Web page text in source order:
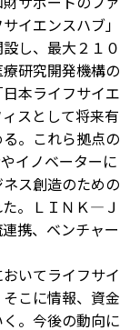
イエンスハブ」
し、最大２１０
研究開発機構の
本ライフサイエ
スとして将来有
。これら拠点の
イノベーターに
ス創造のための
。ＬＩＮＫ―Ｊ
携、ベンチャー
いてライフサイ
こに情報、資金
。今後の動向に